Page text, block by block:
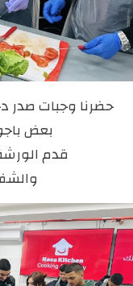
حضرنا وجبات صدر
بعض
قدم